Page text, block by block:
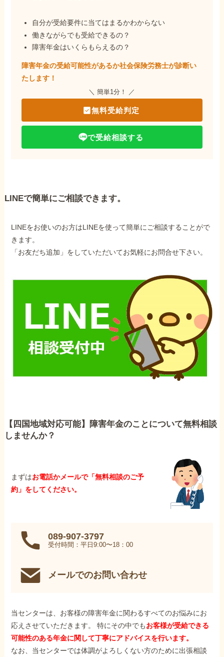
自分が受給要件に当てはまるかわからない
働きながらでも受給できるの？
障害年金はいくらもらえるの？
障害年金の受給可能性があるか社会保険労務士が診断い
たします！
＼ 簡単1分！ ／
無料受給判定
で受給相談する
LINEで簡単にご相談できます。
LINEをお使いのお方はLINEを使って簡単にご相談することがで
きます。
「お友だち追加」をしていただいてお気軽にお問合せ下さい。
【四国地域対応可能】障害年金のことについて無料相談
しませんか？
まずはお電話かメールで「無料相談のご予
約」をしてください。
089-907-3797
受付時間：平日9:00〜18：00
メールでのお問い合わせ
当センターは、お客様の障害年金に関わるすべてのお悩みにお
応えさせていただきます。 特にその中でもお客様が受給できる
可能性のある年金に関して丁寧にアドバイスを行います。
なお、当センターでは体調がよろしくない方のために出張相談